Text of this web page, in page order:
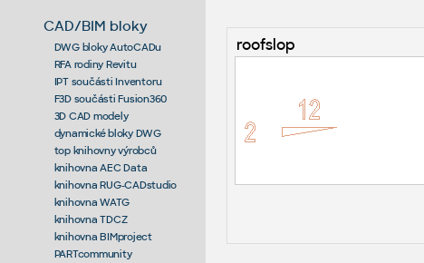
CAD/BIM bloky
DWG bloky AutoCADu
RFA rodiny Revitu
IPT součásti Inventoru
F3D součásti Fusion360
3D CAD modely
dynamické bloky DWG
top knihovny výrobců
knihovna AEC Data
knihovna RUG-CADstudio
knihovna WATG
knihovna TDCZ
knihovna BIMproject
PARTcommunity
roofslop